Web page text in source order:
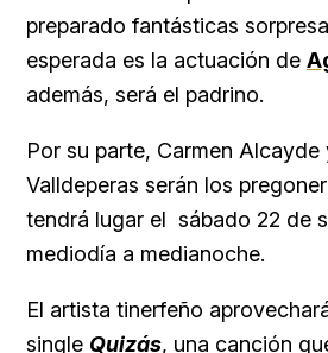
preparado fantásticas
esperada es la actuación de
además, será el padrino.
Por su parte, Carmen Alcayde
Valldeperas serán los
tendrá lugar el sábado 22 de
mediodía a medianoche.
El artista tinerfeño
single Quizás, una canción